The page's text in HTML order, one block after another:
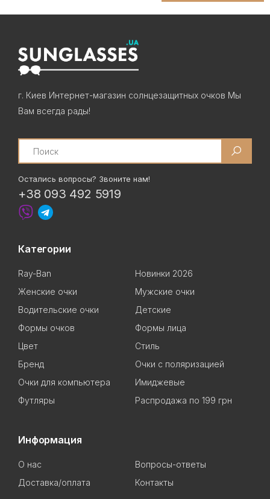
г. Киев Интернет-магазин солнцезащитных очков Мы
Вам всегда рады!
Search
Остались вопросы? Звоните нам!
+38 093 492 5919
Категории
Ray-Ban
Новинки 2026
Женские очки
Мужские очки
Водительские очки
Детские
Формы очков
Формы лица
Цвет
Стиль
Бренд
Очки с поляризацией
Очки для компьютера
Имиджевые
Футляры
Распродажа по 199 грн
Информация
О нас
Вопросы-ответы
Доставка/оплата
Контакты